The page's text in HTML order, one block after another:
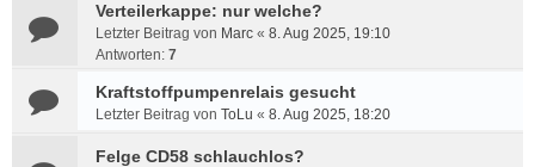
Verteilerkappe: nur welche?
Letzter Beitrag von Marc « 8. Aug 2025, 19:10
Antworten: 7
Kraftstoffpumpenrelais gesucht
Letzter Beitrag von ToLu « 8. Aug 2025, 18:20
Felge CD58 schlauchlos?